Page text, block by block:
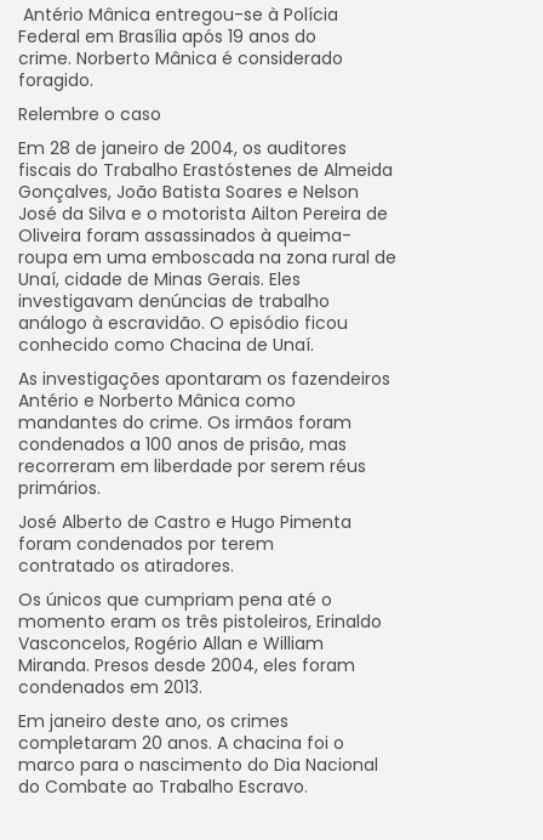
Antério Mânica entregou-se à Polícia
Federal em Brasília após 19 anos do
crime. Norberto Mânica é considerado
foragido.
Relembre o caso
Em 28 de janeiro de 2004, os auditores
fiscais do Trabalho Erastóstenes de Almeida
Gonçalves, João Batista Soares e Nelson
José da Silva e o motorista Ailton Pereira de
Oliveira foram assassinados à queima-
roupa em uma emboscada na zona rural de
Unaí, cidade de Minas Gerais. Eles
investigavam denúncias de trabalho
análogo à escravidão. O episódio ficou
conhecido como Chacina de Unaí.
As investigações apontaram os fazendeiros
Antério e Norberto Mânica como
mandantes do crime. Os irmãos foram
condenados a 100 anos de prisão, mas
recorreram em liberdade por serem réus
primários.
José Alberto de Castro e Hugo Pimenta
foram condenados por terem
contratado os atiradores.
Os únicos que cumpriam pena até o
momento eram os três pistoleiros, Erinaldo
Vasconcelos, Rogério Allan e William
Miranda. Presos desde 2004, eles foram
condenados em 2013.
Em janeiro deste ano, os crimes
completaram 20 anos. A chacina foi o
marco para o nascimento do Dia Nacional
do Combate ao Trabalho Escravo.